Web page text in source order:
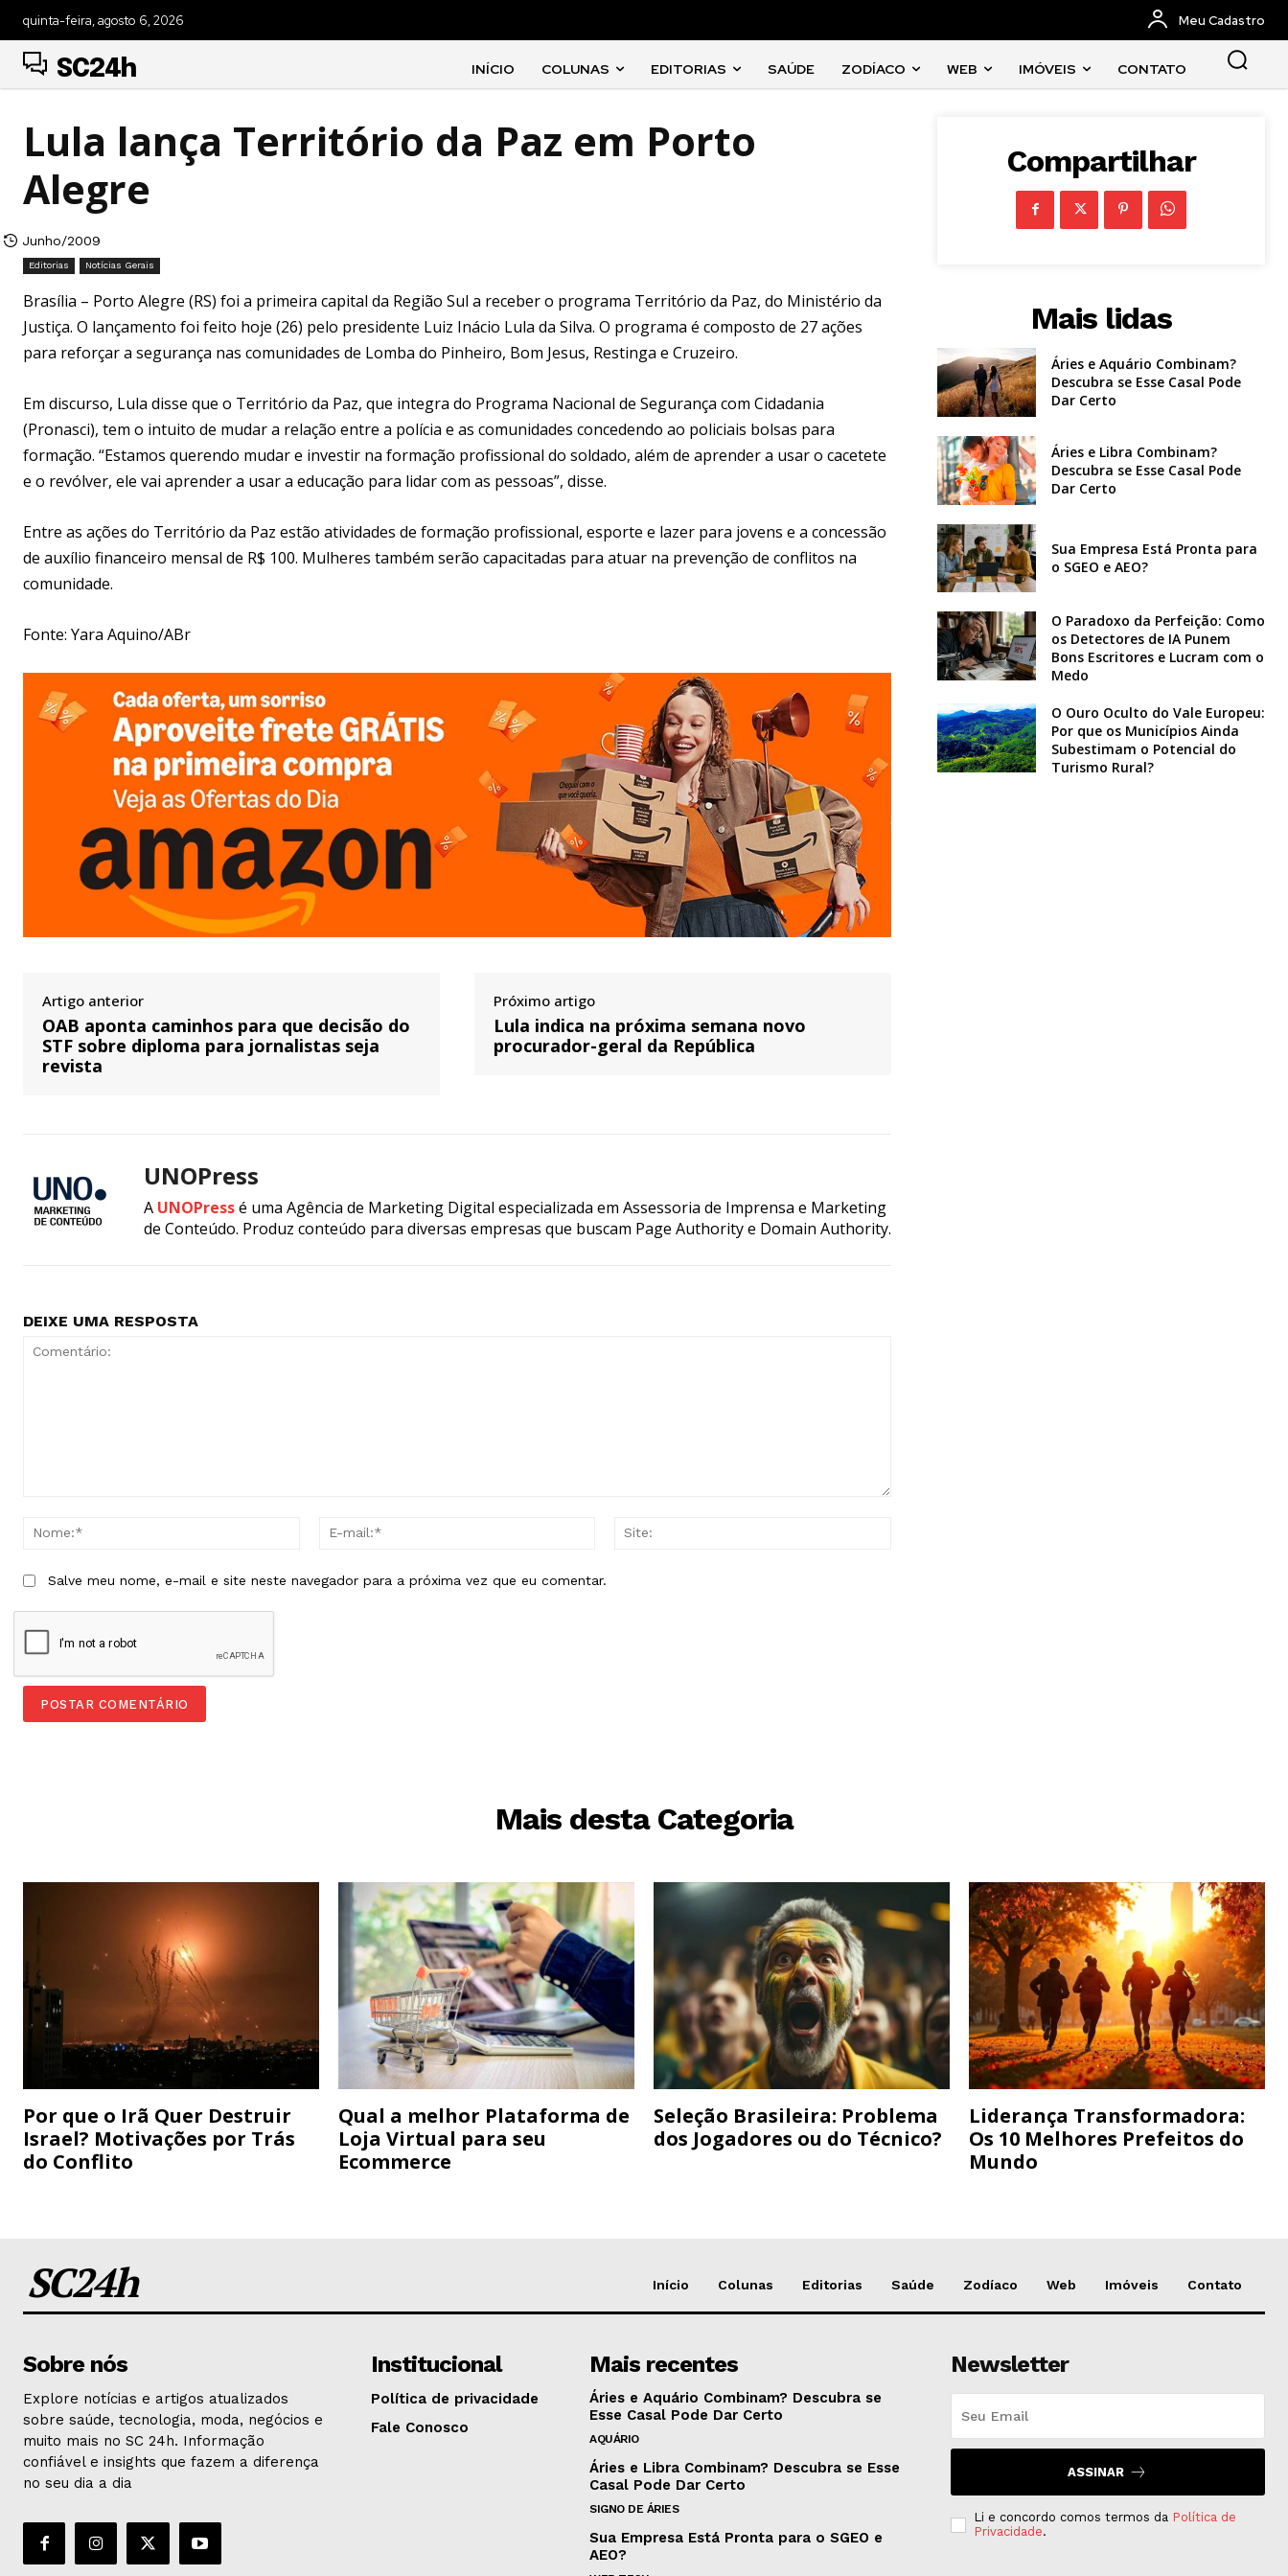
quinta-feira, agosto 6, 2026 Meu Cadastro
SC24h INÍCIO COLUNAS EDITORIAS SAÚDE ZODÍACO WEB IMÓVEIS CONTATO
Lula lança Território da Paz em Porto
Alegre
Junho/2009
Editorias Notícias Gerais
Brasília – Porto Alegre (RS) foi a primeira capital da Região Sul a receber o programa Território da Paz, do Ministério da
Justiça. O lançamento foi feito hoje (26) pelo presidente Luiz Inácio Lula da Silva. O programa é composto de 27 ações
para reforçar a segurança nas comunidades de Lomba do Pinheiro, Bom Jesus, Restinga e Cruzeiro.
Em discurso, Lula disse que o Território da Paz, que integra do Programa Nacional de Segurança com Cidadania
(Pronasci), tem o intuito de mudar a relação entre a polícia e as comunidades concedendo ao policiais bolsas para
formação. “Estamos querendo mudar e investir na formação profissional do soldado, além de aprender a usar o cacetete
e o revólver, ele vai aprender a usar a educação para lidar com as pessoas”, disse.
Entre as ações do Território da Paz estão atividades de formação profissional, esporte e lazer para jovens e a concessão
de auxílio financeiro mensal de R$ 100. Mulheres também serão capacitadas para atuar na prevenção de conflitos na
comunidade.
Fonte: Yara Aquino/ABr
Artigo anterior
OAB aponta caminhos para que decisão do
STF sobre diploma para jornalistas seja
revista
Próximo artigo
Lula indica na próxima semana novo
procurador-geral da República
UNOPress
A UNOPressé uma Agência de Marketing Digital especializada em Assessoria de Imprensa e Marketing
de Conteúdo. Produz conteúdo para diversas empresas que buscam Page Authority e Domain Authority.
DEIXE UMA RESPOSTA
Nome:*
Salve meu nome, e-mail e site neste navegador para a próxima vez que eu comentar.
Compartilhar
Mais lidas
Áries e Aquário Combinam?
Descubra se Esse Casal Pode
Dar Certo
Áries e Libra Combinam?
Descubra se Esse Casal Pode
Dar Certo
Sua Empresa Está Pronta para
o SGEO e AEO?
O Paradoxo da Perfeição: Como
os Detectores de IA Punem
Bons Escritores e Lucram com o
Medo
O Ouro Oculto do Vale Europeu:
Por que os Municípios Ainda
Subestimam o Potencial do
Turismo Rural?
Mais desta Categoria
Por que o Irã Quer Destruir
Israel? Motivações por Trás
do Conflito
Qual a melhor Plataforma de
Loja Virtual para seu
Ecommerce
Seleção Brasileira: Problema
dos Jogadores ou do Técnico?
Liderança Transformadora:
Os 10 Melhores Prefeitos do
Mundo
SC24h Início Colunas Editorias Saúde Zodíaco Web Imóveis Contato
Sobre nós
Explore notícias e artigos atualizados
sobre saúde, tecnologia, moda, negócios e
muito mais no SC 24h. Informação
confiável e insights que fazem a diferença
no seu dia a dia
Institucional
Política de privacidade
Fale Conosco
Mais recentes
Áries e Aquário Combinam? Descubra se
Esse Casal Pode Dar Certo
AQUÁRIO
Áries e Libra Combinam? Descubra se Esse
Casal Pode Dar Certo
SIGNO DE ÁRIES
Sua Empresa Está Pronta para o SGEO e
AEO?
Newsletter
ASSINAR
Li e concordo comos termos da Política de
Privacidade.